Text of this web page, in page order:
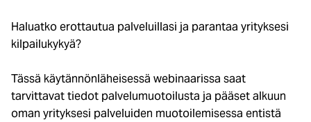
Haluatko erottautua palveluillasi ja parantaa yrityksesi
kilpailukykyä?
Tässä käytännönläheisessä webinaarissa saat
tarvittavat tiedot palvelumuotoilusta ja pääset alkuun
oman yrityksesi palveluiden muotoilemisessa entistä